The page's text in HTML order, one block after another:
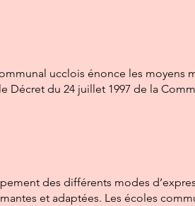
ucclois énonce les moyens
Décret du 24 juillet 1997 de la
des différents modes
et adaptées. Les écoles